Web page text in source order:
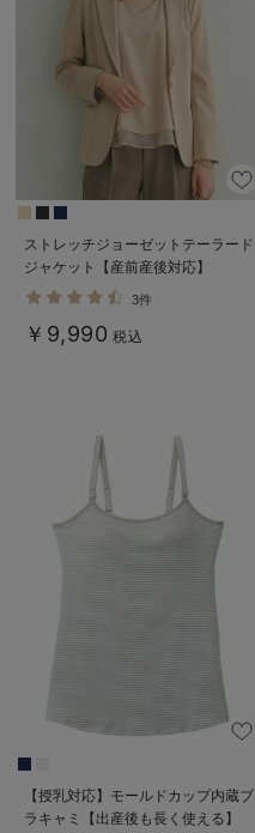
ストレッチジョーゼットテーラード
ジャケット【産前産後対応】
3件
￥9,990 税込
【授乳対応】モールドカップ内蔵ブ
ラキャミ【出産後も長く使える】